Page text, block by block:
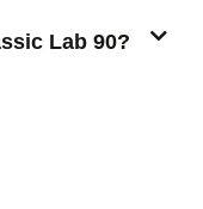
Lab 90?